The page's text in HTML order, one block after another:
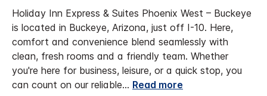
Holiday Inn Express & Suites Phoenix West – Buckeye
is located in Buckeye, Arizona, just off I-10. Here,
comfort and convenience blend seamlessly with
clean, fresh rooms and a friendly team. Whether
you're here for business, leisure, or a quick stop, you
can count on our reliable... Read more